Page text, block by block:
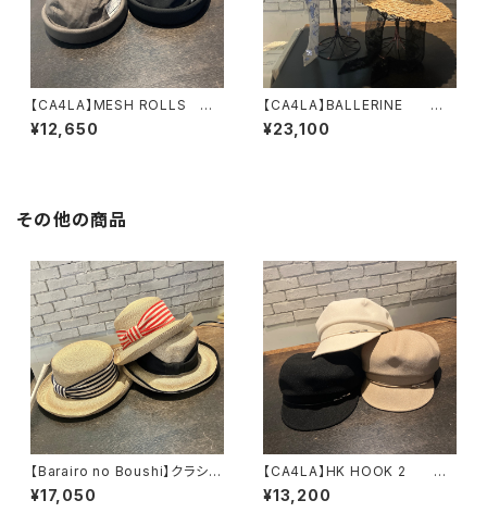
【CA4LA】MESH ROLLS
フィッシャーマン ロールキャ
ップ MIU00022
¥12,650
【CA4LA】BALLERINE
¥23,100
その他の商品
【Barairo no Boushi】クラシカ
ルパイピングクロシェ ハ
ット R008447
¥17,050
【CA4LA】HK HOOK 2
¥13,200